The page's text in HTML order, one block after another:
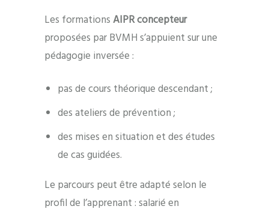
Les formationsAIPR concepteur
proposées par BVMH s’appuient sur une
pédagogie inversée :
pas de cours théorique descendant ;
des ateliers de prévention ;
des mises en situation et des études
de cas guidées.
Le parcours peut être adapté selon le
profil de l’apprenant : salarié en